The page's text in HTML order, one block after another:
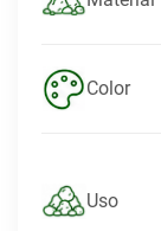
Color
Uso